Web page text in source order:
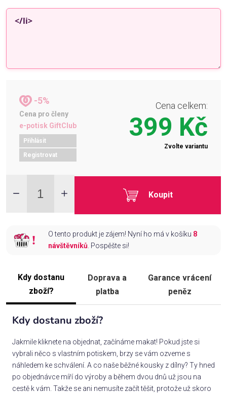
-5%
Cena pro členy
e-potisk GiftClub
Přihlásit
Registrovat
Cena celkem:
399 Kč
Zvolte variantu
Koupit
O tento produkt je zájem! Nyní ho má v košíku 8
návštěvníků. Pospěšte si!
Kdy dostanu
zboží?
Doprava a
platba
Garance vrácení
peněz
Kdy dostanu zboží?
Jakmile kliknete na objednat, začínáme makat! Pokud jste si
vybrali něco s vlastním potiskem, brzy se vám ozveme s
náhledem ke schválení. A co naše běžné kousky z dílny? Ty hned
po objednávce míří do výroby a během dvou dnů už jsou na
cestě k vám. Takže se ani nemusíte začít těšit, protože už skoro